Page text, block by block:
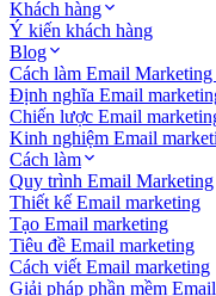
Khách hàng
Ý kiến khách hàng
Blog
Cách làm Email Marketing
Định nghĩa Email
Chiến lược Email
Kinh nghiệm Email
Cách làm
Quy trình Email Marketing
Thiết kế Email marketing
Tạo Email marketing
Tiêu đề Email marketing
Cách viết Email marketing
Giải pháp phần mềm